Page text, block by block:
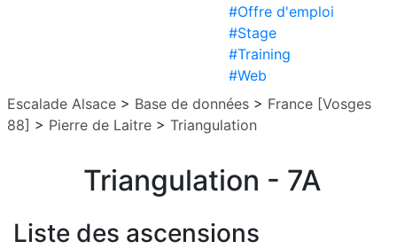
#Offre d'emploi
#Stage
#Training
#Web
Escalade Alsace > Base de données > France [Vosges
88] > Pierre de Laitre > Triangulation
Triangulation - 7A
Liste des ascensions